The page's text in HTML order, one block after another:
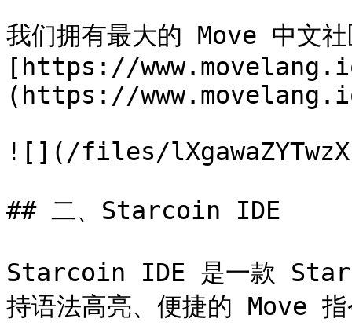
我们拥有最大的 Move 中文社
[https://
(https://
![](/files/
## 二、Starcoin IDE
Starcoin IDE 是一款
持语法高亮、便捷的 Move 指